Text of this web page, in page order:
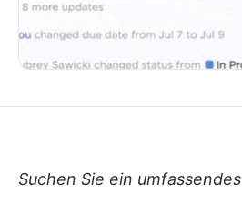
Suchen Sie ein umfassendes